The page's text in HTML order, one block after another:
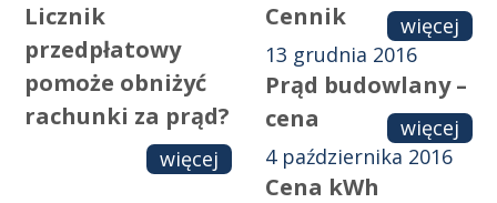
Licznik
przedpłatowy
pomoże obniżyć
rachunki za prąd?
więcej
Cennik
więcej
13 grudnia 2016
Prąd budowlany –
cena
więcej
4 października 2016
Cena kWh